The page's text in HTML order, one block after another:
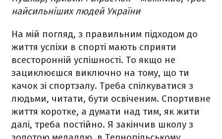
найсильніших людей України
На мій погляд, з правильним підходом до
життя успіхи в спорті мають сприяти
всесторонній успішності. То якщо не
зациклюєшся виключно на тому, що ти
качок зі спортзалу. Треба спілкуватися з
людьми, читати, бути освіченим. Спортивне
життя коротке, а думати над тим, як жити
далі, треба постійно. Я закінчив школу з